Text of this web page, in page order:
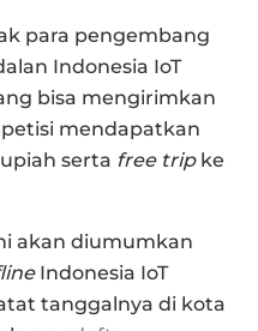
para pengembang
Indonesia IoT
bisa mengirimkan
mendapatkan
serta free tripke
akan diumumkan
Indonesia IoT
tanggalnya di kota